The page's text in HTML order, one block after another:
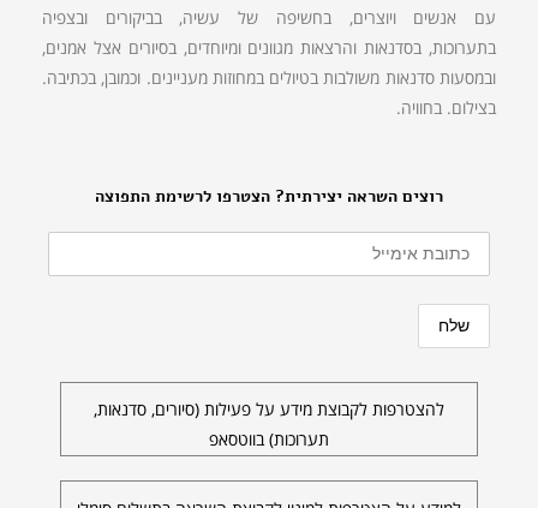
רוצים השראה יצירתית? הצטרפו לרשימת התפוצה
להצטרפות לקבוצת מידע על פעילות (סיורים, סדנאות,
תערוכות) בווטסאפ
עם אנשים ויוצרים, בחשיפה של עשיה, בביקורים ובצפיה
בתערוכות, בסדנאות והרצאות מגוונים ומיוחדים, בסיורים אצל אמנים,
ובמסעות סדנאות משולבות בטיולים במחוזות מעניינים. וכמובן, בכתיבה.
בצילום. בחוויה.